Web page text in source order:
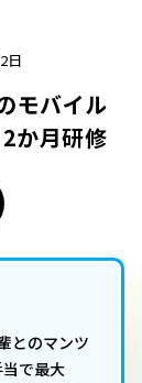
日
モバイル
か月研修
とのマンツ
で最大